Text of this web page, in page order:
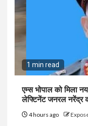
1 min read
एम्स भोपाल को मिला
लेफ्टिनेंट जनरल नरेंद्र
4 hours ago